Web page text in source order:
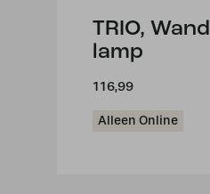
TRIO, Wand
lamp
116,99
Alleen Online